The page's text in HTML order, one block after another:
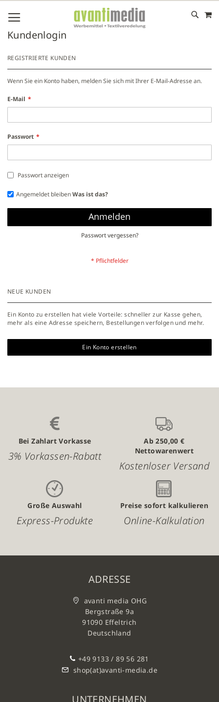
DIREKT
ZUM
# GEBEN SIE MINDESTENS 3 ZEICHEN FÜR DIE SUCHE EIN
# DRÜCKEN SIE DIE EINGABETASTE, UM DIE SUCHE ZU
Kundenlogin
REGISTRIERTE KUNDEN
Wenn Sie ein Konto haben, melden Sie sich mit Ihrer E-Mail-Adresse an.
E-Mail
Passwort
Passwort anzeigen
Angemeldet bleibenWas ist das?
Anmelden
Passwort vergessen?
NEUE KUNDEN
Ein Konto zu erstellen hat viele Vorteile: schneller zur Kasse gehen,
mehr als eine Adresse speichern, Bestellungen verfolgen und mehr.
Ein Konto erstellen
Bei Zahlart Vorkasse
3% Vorkassen-Rabatt
Ab 250,00 €
Nettowarenwert
Kostenloser Versand
Große Auswahl
Express-Produkte
Preise sofort kalkulieren
Online-Kalkulation
ADRESSE
avanti media OHG
Bergstraße 9a
91090 Effeltrich
Deutschland
+49 9133 / 89 56 281
shop(at)avanti-media.de
UNTERNEHMEN